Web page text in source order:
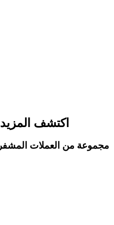
خدمة الاقتراض
اكتشف
مجموعة من العملات